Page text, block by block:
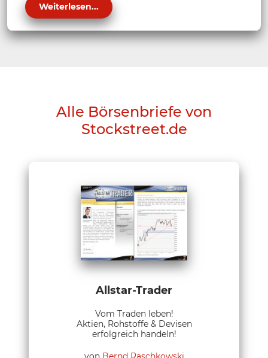
Weiterlesen...
Alle Börsenbriefe von
Stockstreet.de
Allstar-Trader
Vom Traden leben!
Aktien, Rohstoffe & Devisen
erfolgreich handeln!